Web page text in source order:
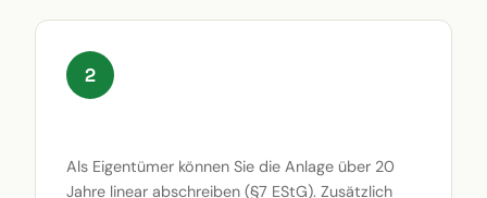
2
Als Eigentümer können Sie die Anlage über 20
Jahre linear abschreiben (§7 EStG). Zusätzlich